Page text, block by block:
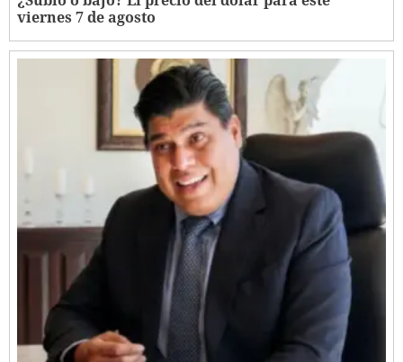
viernes 7 de agosto